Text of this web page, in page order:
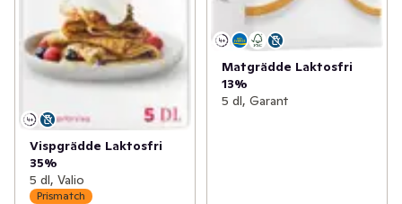
Vispgrädde Laktosfri
35%
5 dl, Valio
Prismatch
Matgrädde Laktosfri
13%
5 dl, Garant